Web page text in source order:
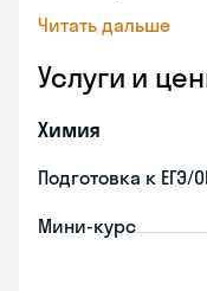
Читать дальше
Услуги и
Химия
Подготовка к ЕГЭ/
Мини-курс